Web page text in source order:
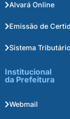
Alvará Online
Emissão de
Sistema Tributário
Institucional
da Prefeitura
Webmail